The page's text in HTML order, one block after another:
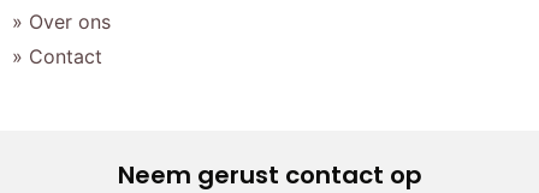
» Over ons
» Contact
Neem gerust contact op